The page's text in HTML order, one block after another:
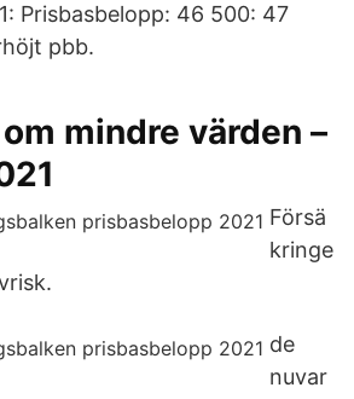
Prisbasbelopp: 46 500: 47
pbb.
mindre värden –
Försä
kringe
de
nuvar